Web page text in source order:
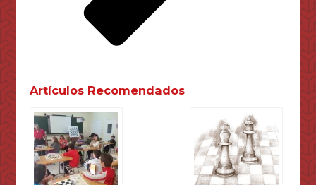
Artículos Recomendados